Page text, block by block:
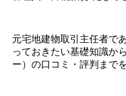
元宅地建物取引主任者で
っておきたい基礎知識か
ー）の口コミ・評判まで